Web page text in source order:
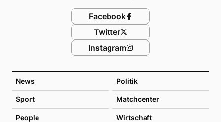
News Politik
Sport Matchcenter
People Wirtschaft
Facebook
Twitter
Instagram